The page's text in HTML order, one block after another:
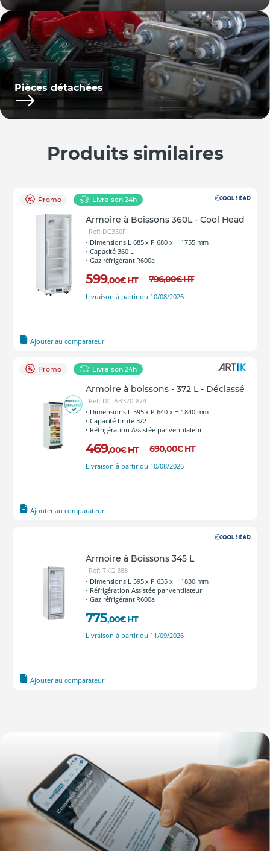
Pièces détachées
Produits similaires
Promo Livraison 24h
Armoire à Boissons 360L - Cool Head
Ref: DC350F
Dimensions L 685 x P 680 x H 1755 mm
Capacité 360 L
Gaz réfrigérant R600a
599,00€ HT 796,00€HT
Livraison à partir du 10/08/2026
Ajouter au comparateur
Promo Livraison 24h
Armoire à boissons - 372 L - Déclassé
Ref: DC-AB370-874
Dimensions L 595 x P 640 x H 1840 mm
Capacité brute 372
Réfrigération Assistée par ventilateur
469,00€ HT 690,00€HT
Livraison à partir du 10/08/2026
Ajouter au comparateur
Armoire à Boissons 345 L
Ref: TKG 388
Dimensions L 595 x P 635 x H 1830 mm
Réfrigération Assistée par ventilateur
Gaz réfrigérant R600a
775,00€ HT
Livraison à partir du 11/09/2026
Ajouter au comparateur